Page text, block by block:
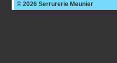
© 2026 Serrurerie Meunier